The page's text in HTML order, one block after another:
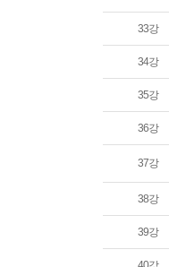
33강
34강
35강
36강
37강
38강
39강